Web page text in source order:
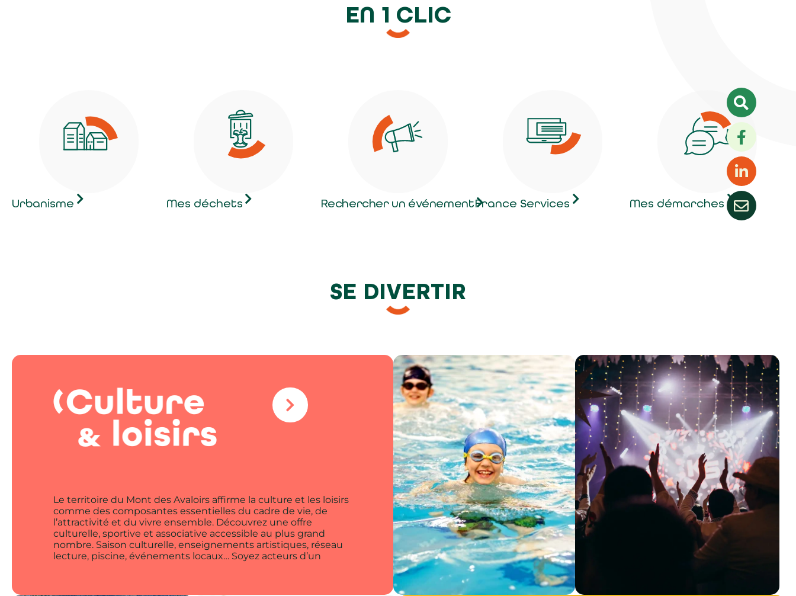
EN 1 CLIC
Urbanisme Mes déchets Rechercher un événementFrance Services Mes démarches
SE DIVERTIR
Le territoire du Mont des Avaloirs affirme la culture et les loisirs
comme des composantes essentielles du cadre de vie, de
l’attractivité et du vivre ensemble. Découvrez une offre
culturelle, sportive et associative accessible au plus grand
nombre. Saison culturelle, enseignements artistiques, réseau
lecture, piscine, événements locaux… Soyez acteurs d’un